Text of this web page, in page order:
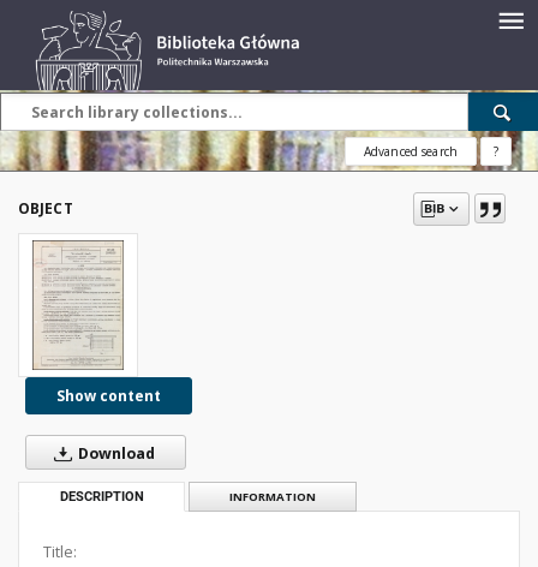
Advanced search ?
OBJECT
Show content
Download
DESCRIPTION INFORMATION
Title: